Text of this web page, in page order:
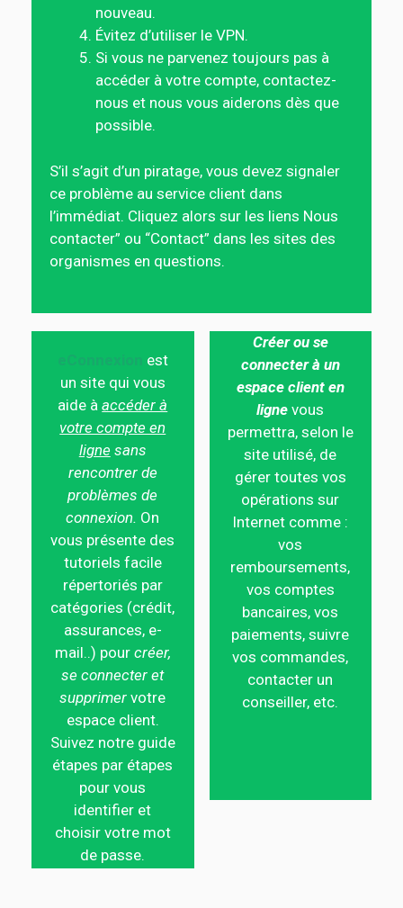
nouveau.
Évitez d’utiliser le VPN.
Si vous ne parvenez toujours pas à
accéder à votre compte, contactez-
nous et nous vous aiderons dès que
possible.
S’il s’agit d’un piratage, vous devez signaler
ce problème au service client dans
l’immédiat. Cliquez alors sur les liens Nous
contacter” ou “Contact” dans les sites des
organismes en questions.
est
un site qui vous
aide àaccéder à
votre compte en
ligne sans
rencontrer de
problèmes de
connexion. On
vous présente des
tutoriels facile
répertoriés par
catégories (crédit,
assurances, e-
mail..) pour créer,
se connecter et
supprimer votre
espace client.
Suivez notre guide
étapes par étapes
pour vous
identifier et
choisir votre mot
de passe.
Créer ou se
connecter à un
espace client en
ligne vous
permettra, selon le
site utilisé, de
gérer toutes vos
opérations sur
Internet comme :
vos
remboursements,
vos comptes
bancaires, vos
paiements, suivre
vos commandes,
contacter un
conseiller, etc.